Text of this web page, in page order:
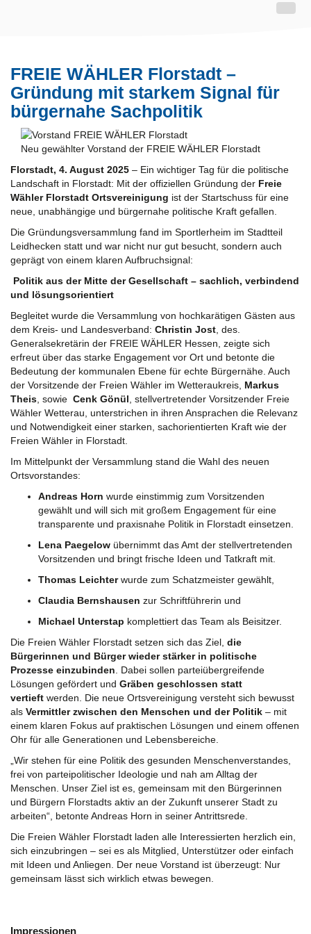
FREIE WÄHLER Florstadt –
Gründung mit starkem Signal für
bürgernahe Sachpolitik
Neu gewählter Vorstand der FREIE WÄHLER Florstadt
Florstadt, 4. August 2025 – Ein wichtiger Tag für die politische
Landschaft in Florstadt: Mit der offiziellen Gründung der Freie
Wähler Florstadt Ortsvereinigung ist der Startschuss für eine
neue, unabhängige und bürgernahe politische Kraft gefallen.
Die Gründungsversammlung fand im Sportlerheim im Stadtteil
Leidhecken statt und war nicht nur gut besucht, sondern auch
geprägt von einem klaren Aufbruchsignal:
Politik aus der Mitte der Gesellschaft – sachlich, verbindend
und lösungsorientiert
Begleitet wurde die Versammlung von hochkarätigen Gästen aus
dem Kreis- und Landesverband: Christin Jost , des.
Generalsekretärin der FREIE WÄHLER Hessen, zeigte sich
erfreut über das starke Engagement vor Ort und betonte die
Bedeutung der kommunalen Ebene für echte Bürgernähe. Auch
der Vorsitzende der Freien Wähler im Wetteraukreis, Markus
Theis , sowie Cenk Gönül , stellvertretender Vorsitzender Freie
Wähler Wetterau, unterstrichen in ihren Ansprachen die Relevanz
und Notwendigkeit einer starken, sachorientierten Kraft wie der
Freien Wähler in Florstadt.
Im Mittelpunkt der Versammlung stand die Wahl des neuen
Ortsvorstandes:
Andreas Horn wurde einstimmig zum Vorsitzenden
gewählt und will sich mit großem Engagement für eine
transparente und praxisnahe Politik in Florstadt einsetzen.
Lena Paegelow übernimmt das Amt der stellvertretenden
Vorsitzenden und bringt frische Ideen und Tatkraft mit.
Thomas Leichterwurde zum Schatzmeister gewählt,
Claudia Bernshausen zur Schriftführerin und
Michael Unterstap komplettiert das Team als Beisitzer.
Die Freien Wähler Florstadt setzen sich das Ziel, die
Bürgerinnen und Bürger wieder stärker in politische
Prozesse einzubinden . Dabei sollen parteiübergreifende
Lösungen gefördert und Gräben geschlossen statt
vertieft werden. Die neue Ortsvereinigung versteht sich bewusst
als Vermittler zwischen den Menschen und der Politik – mit
einem klaren Fokus auf praktischen Lösungen und einem offenen
Ohr für alle Generationen und Lebensbereiche.
„Wir stehen für eine Politik des gesunden Menschenverstandes,
frei von parteipolitischer Ideologie und nah am Alltag der
Menschen. Unser Ziel ist es, gemeinsam mit den Bürgerinnen
und Bürgern Florstadts aktiv an der Zukunft unserer Stadt zu
arbeiten“, betonte Andreas Horn in seiner Antrittsrede.
Die Freien Wähler Florstadt laden alle Interessierten herzlich ein,
sich einzubringen – sei es als Mitglied, Unterstützer oder einfach
mit Ideen und Anliegen. Der neue Vorstand ist überzeugt: Nur
gemeinsam lässt sich wirklich etwas bewegen.
Impressionen